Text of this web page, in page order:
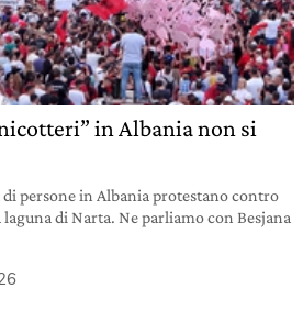
in Albania non si
persone in Albania protestano contro
di Narta. Ne parliamo con Besjana